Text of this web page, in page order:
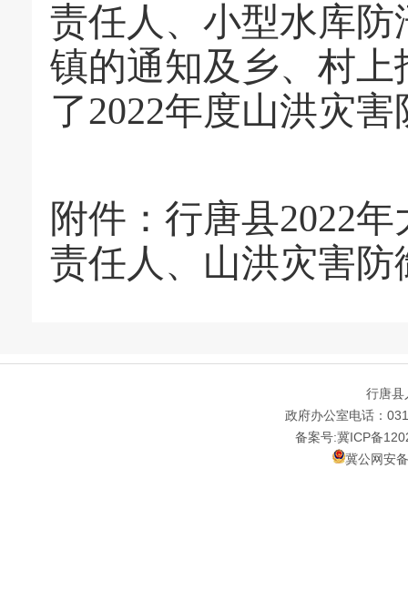
责任人、小型水库
镇的通知及乡、村
了2022年度山洪灾
附件： 行唐县2022
责任人、山洪灾害防